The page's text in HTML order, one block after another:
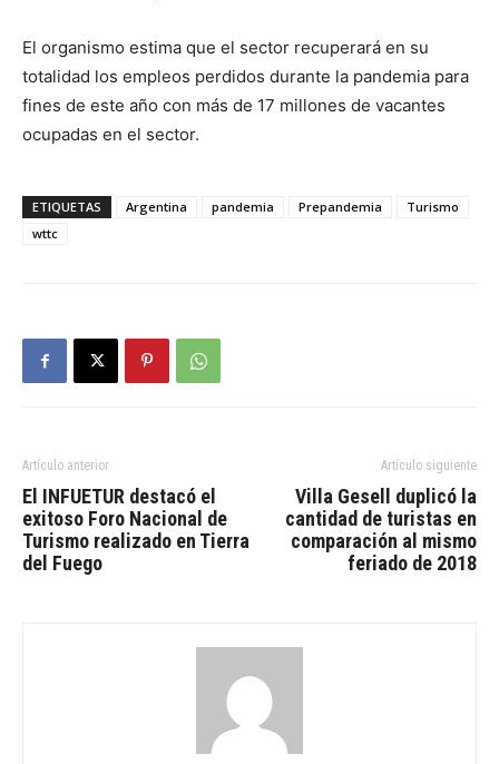
El organismo estima que el sector recuperará en su
totalidad los empleos perdidos durante la pandemia para
fines de este año con más de 17 millones de vacantes
ocupadas en el sector.
ETIQUETAS Argentina pandemia Prepandemia
Turismo
wttc
Artículo anterior
El INFUETUR destacó el
exitoso Foro Nacional de
Turismo realizado en Tierra
del Fuego
Artículo siguiente
Villa Gesell duplicó la
cantidad de turistas en
comparación al mismo
feriado de 2018